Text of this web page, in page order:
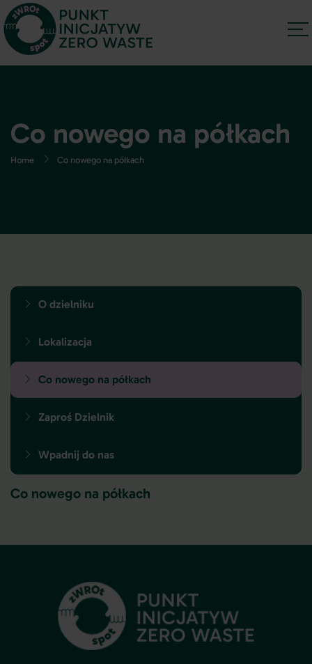
Co nowego na półkach
Home Co nowego na półkach
O dzielniku
Lokalizacja
Co nowego na półkach
Zaproś Dzielnik
Wpadnij do nas
Co nowego na półkach